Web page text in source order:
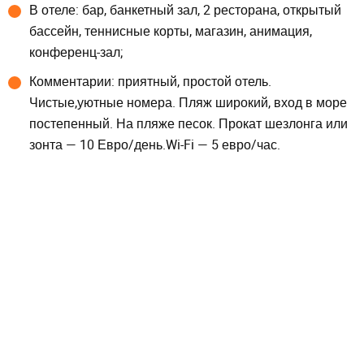
В отеле: бар, банкетный зал, 2 ресторана, открытый
бассейн, теннисные корты, магазин, анимация,
конференц-зал;
Комментарии: приятный, простой отель.
Чистые,уютные номера. Пляж широкий, вход в море
постепенный. На пляже песок. Прокат шезлонга или
зонта — 10 Евро/день.Wi-Fi — 5 евро/час.